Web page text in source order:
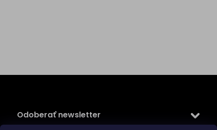
t
Odoberať newsletter